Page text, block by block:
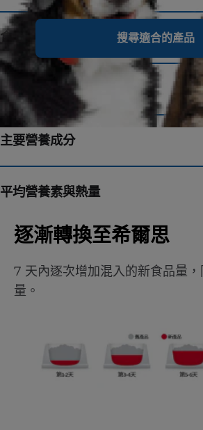
搜尋適合的產品
食材
餵食指南
主要營養成分
平均營養素與熱量
逐漸轉換至希爾思
7 天內逐次增加混入的新食品量
量。